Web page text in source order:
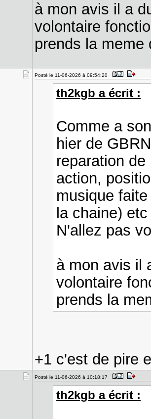
à mon avis il a
volontaire
prends la meme
Posté le 11-06-2026 à 09:54:20
th2kgb a écrit :
Comme a
hier de
reparation
action,
musique
la chaine) etc
N'allez pas
à mon avis il
volontaire
prends la
+1 c'est de pire
Posté le 11-06-2026 à 10:18:17
th2kgb a écrit :